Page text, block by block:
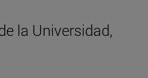
la Universidad,